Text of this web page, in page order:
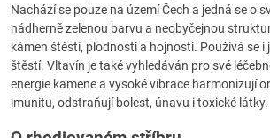
Nachází se pouze na území Čech a jedná se o
nádherně zelenou barvu a neobyčejnou
kámen štěstí, plodnosti a hojnosti. Používá se i
štěstí. Vltavín je také vyhledáván pro své
energie kamene a vysoké vibrace harmonizují
imunitu, odstraňují bolest, únavu i toxické látky.